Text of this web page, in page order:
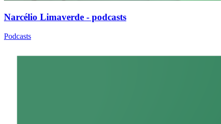
Narcélio Limaverde - podcasts
Podcasts